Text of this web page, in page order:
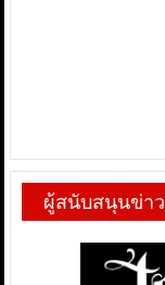
ผู้สนับสนุนข่าว